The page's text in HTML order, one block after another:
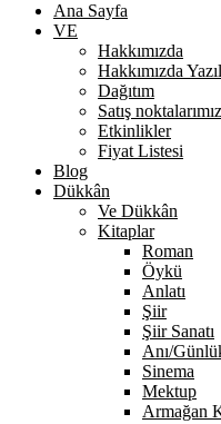
Ana Sayfa
VE
Hakkımızda
Hakkımızda
Dağıtım
Satış noktalarımız
Etkinlikler
Fiyat Listesi
Blog
Dükkân
Ve Dükkân
Kitaplar
Roman
Öykü
Anlatı
Şiir
Şiir Sanatı
Anı/
Sinema
Mektup
Armağan